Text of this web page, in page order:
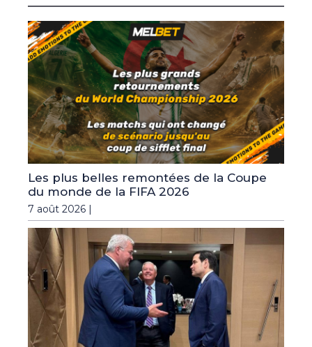
Les plus belles remontées de la Coupe
du monde de la FIFA 2026
7 août 2026 |